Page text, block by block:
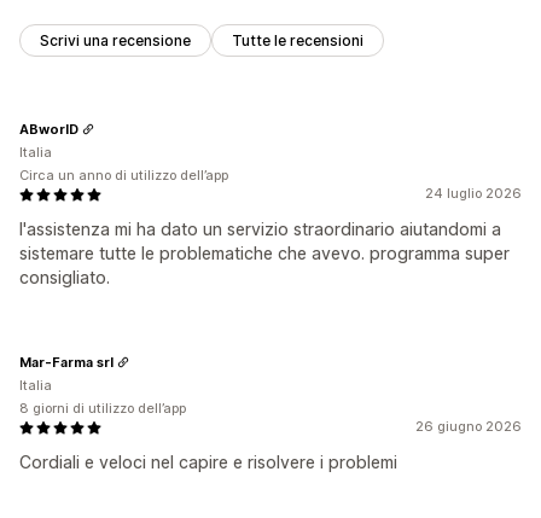
Scrivi una recensione Tutte le recensioni
24 luglio 2026
l'assistenza mi ha dato un servizio straordinario aiutandomi a
sistemare tutte le problematiche che avevo. programma super
consigliato.
ABworlD
Italia
Circa un anno di utilizzo dell’app
26 giugno 2026
Cordiali e veloci nel capire e risolvere i problemi
Mar-Farma srl
Italia
8 giorni di utilizzo dell’app